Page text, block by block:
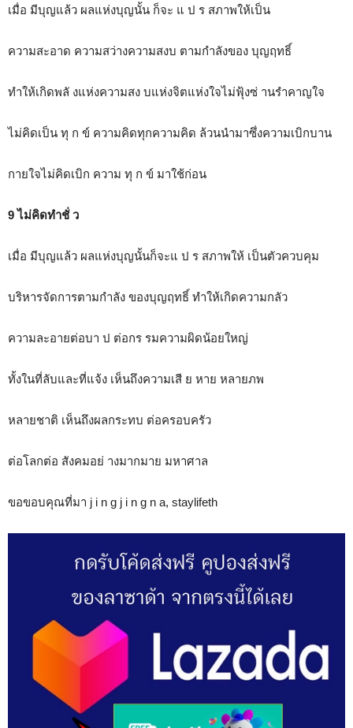
เมื่อ มีบุญแล้ว ผลแห่งบุญนั้น ก็จะ แ ป ร สภาพให้เป็น
ความสะอาด ความสว่างความสงบ ตามกำลังของ บุญฤทธิ์
ทำให้เกิดพลั งแห่งความสง บแห่งจิตแห่งใจไม่ฟุ้งซ่ านรำคาญใจ
ไม่คิดเป็น ทุ ก ข์ ความคิดทุกความคิด ล้วนนำมาซึ่งความเบิกบาน
กายใจไม่คิดเบิก ความ ทุ ก ข์ มาใช้ก่อน
9 ไม่คิดทำชั่ ว
เมื่อ มีบุญแล้ว ผลแห่งบุญนั้นก็จะแ ป ร สภาพให้ เป็นตัวควบคุม
บริหารจัดการตามกำลัง ของบุญฤทธิ์ ทำให้เกิดความกลัว
ความละอายต่อบา ป ต่อกร รมความผิดน้อยใหญ่
ทั้งในที่ลับและที่แจ้ง เห็นถึงความเสี ย หาย หลายภพ
หลายชาติ เห็นถึงผลกระทบ ต่อครอบครัว
ต่อโลกต่อ สังคมอย่ างมากมาย มหาศาล
ขอขอบคุณที่มา j i n g j i n g n a, staylifeth